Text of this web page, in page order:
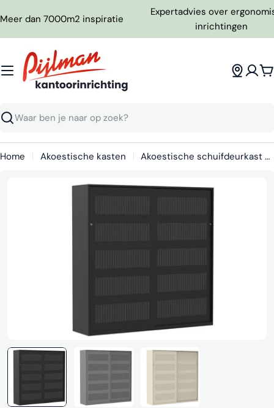
naar
inhoud
Meer dan 7000m2 inspiratie
Expertadvies over
inrichtingen
Zoeken
Home Akoestische kasten Akoestische schuifdeurkast DSDA recht | 198 x 200cm.